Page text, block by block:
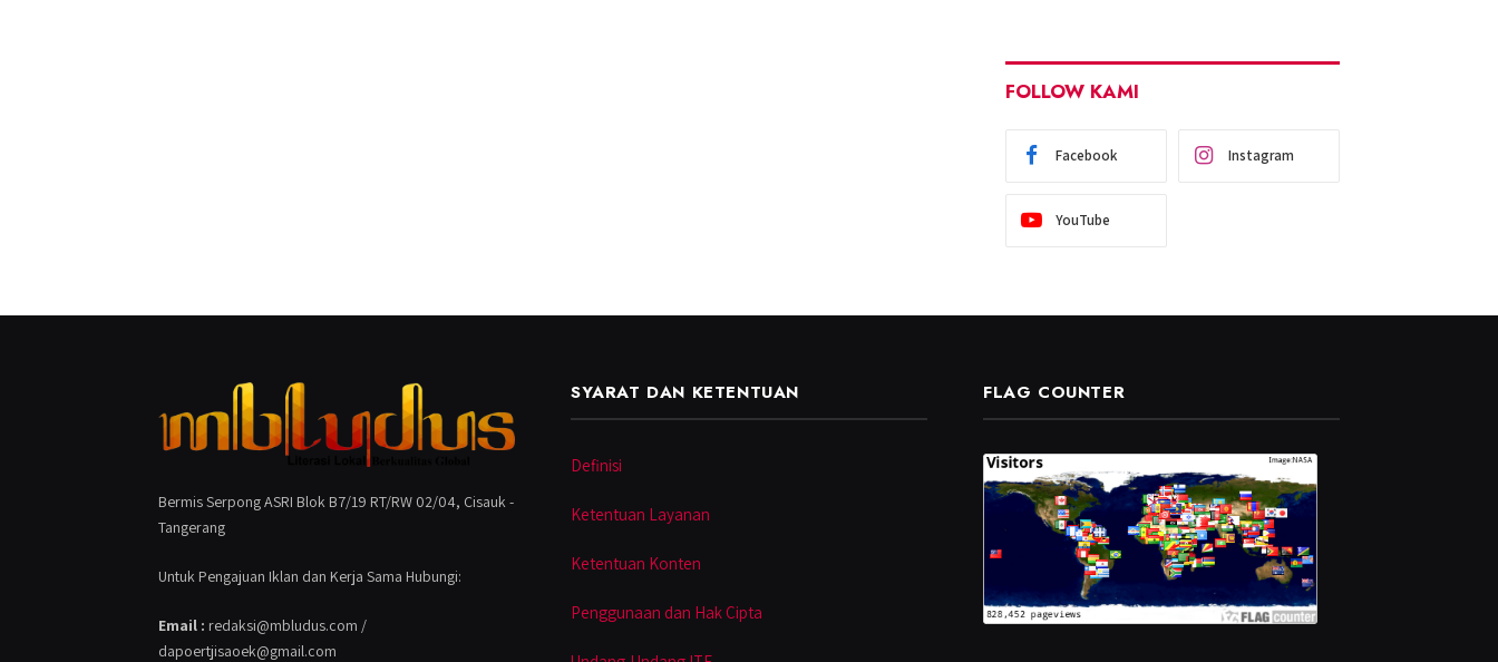
FOLLOW KAMI
Facebook Instagram
YouTube
Bermis Serpong ASRI Blok B7/19 RT/RW 02/04, Cisauk -
Tangerang
Untuk Pengajuan Iklan dan Kerja Sama Hubungi:
Email : redaksi@mbludus.com /
dapoertjisaoek@gmail.com
SYARAT DAN KETENTUAN
Definisi
Ketentuan Layanan
Ketentuan Konten
Penggunaan dan Hak Cipta
FLAG COUNTER